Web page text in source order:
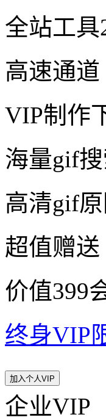
全站工具
高速通道
VIP制作
海量gif
高清gif
超值赠送
价值399
终身VIP
加入个人VIP
企业VIP